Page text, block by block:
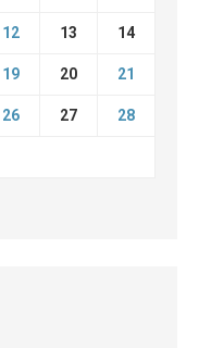
12 13 14
19 20 21
26 27 28